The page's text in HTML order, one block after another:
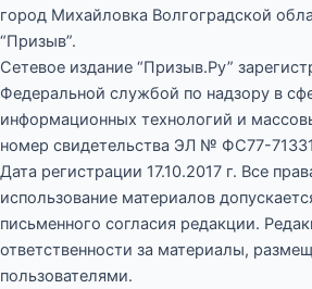
город Михайловка Волгоградской
“Призыв”.
Сетевое издание “Призыв.Ру”
Федеральной службой по надзору в
информационных технологий и
номер свидетельства ЭЛ № ФС77-
Дата регистрации 17.10.2017 г. Все
использование материалов
письменного согласия редакции.
ответственности за материалы,
пользователями.